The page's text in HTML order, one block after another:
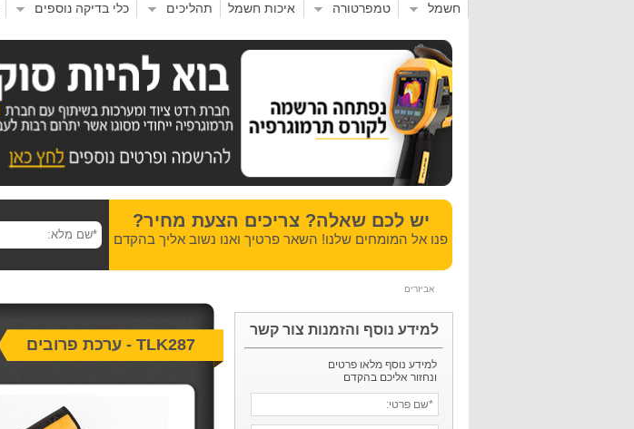
חשמל טמפרטורה איכות חשמל תהליכים כלי בדיקה נוספים
יש לכם שאלה? צריכים הצעת מחיר?
פנו אל המומחים שלנו! השאר פרטיך ואנו נשוב אליך בהקדם
אביזרים
למידע נוסף והזמנות צור קשר
למידע נוסף מלאו פרטים
ונחזור אליכם בהקדם
TLK287 - ערכת פרובים